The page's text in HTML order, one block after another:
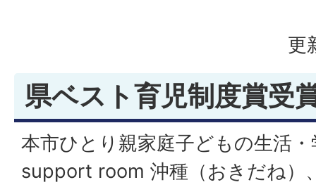
更
県ベスト育児制度賞受
本市ひとり親家庭子どもの生活
support room 沖種（おきだね）